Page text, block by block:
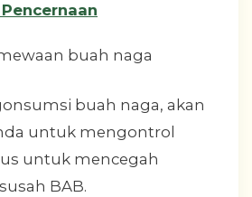
buah naga, akan
untuk mengontrol
untuk mencegah
BAB.